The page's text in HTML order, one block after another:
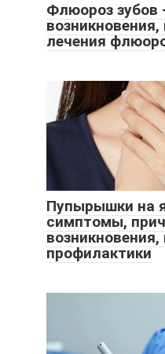
Флюороз зубов
лечения
Пупырышки на
симптомы,
профилактики